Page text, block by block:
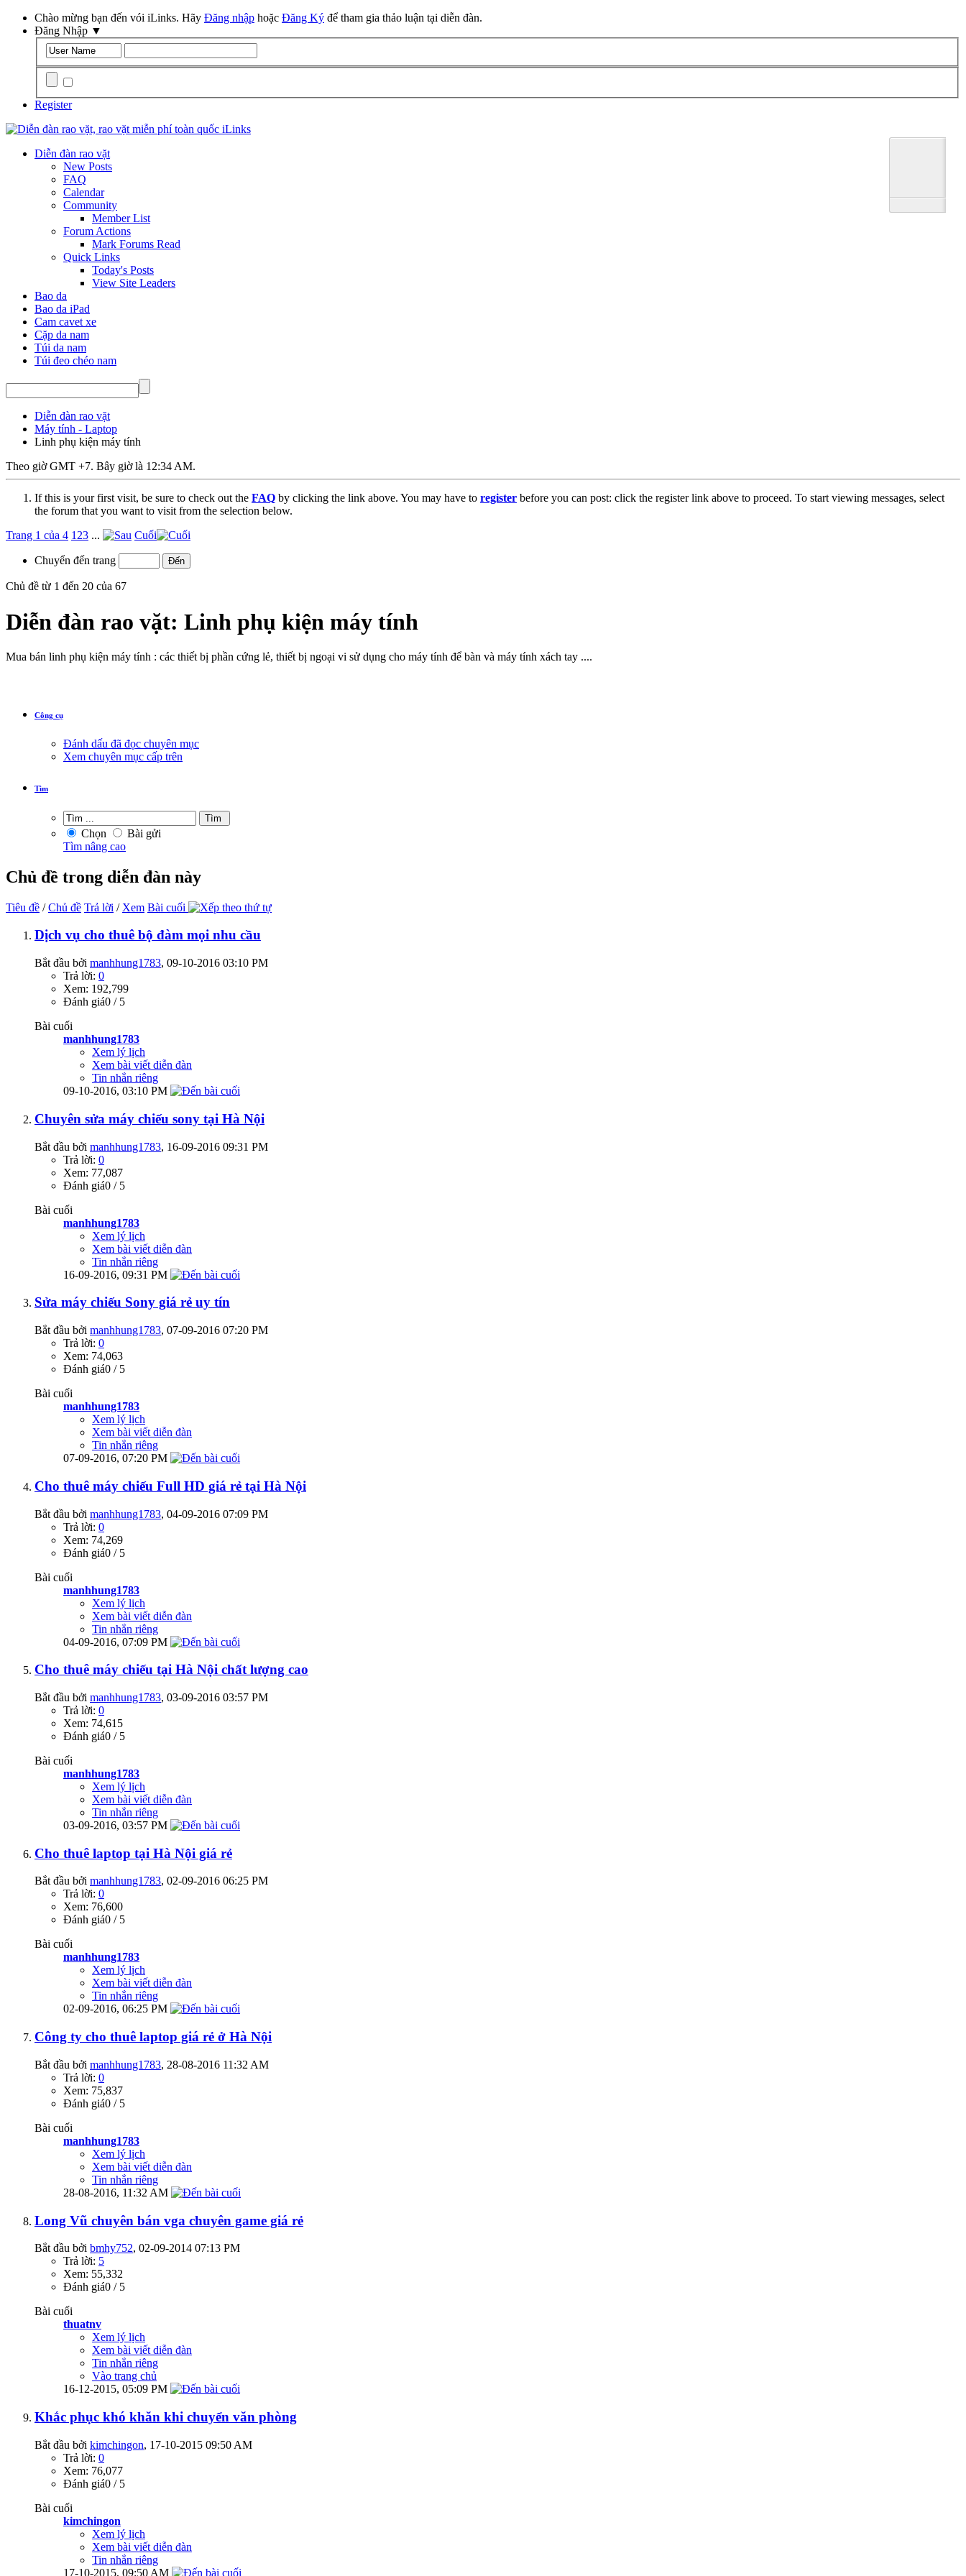
Chào mừng bạn đến vói iLinks. Hãy Đăng nhập hoặc Đăng Ký để tham gia thảo luận tại diễn đàn.
Đăng Nhập ▼
Register
Diễn đàn rao vặt
New Posts
FAQ
Calendar
Community
Member List
Forum Actions
Mark Forums Read
Quick Links
Today's Posts
View Site Leaders
Bao da
Bao da iPad
Cam cavet xe
Cặp da nam
Túi da nam
Túi đeo chéo nam
Diễn đàn rao vặt
Máy tính - Laptop
Linh phụ kiện máy tính
Theo giờ GMT +7. Bây giờ là 12:34 AM.
If this is your first visit, be sure to check out the FAQ by clicking the link above. You may have to register before you can post: click the register link above to proceed. To start viewing messages, select
the forum that you want to visit from the selection below.
Trang 1 của 4 1 23 ... Cuối
Chuyển đến trang
Chủ đề từ 1 đến 20 của 67
Diễn đàn rao vặt: Linh phụ kiện máy tính
Mua bán linh phụ kiện máy tính : các thiết bị phần cứng lẻ, thiết bị ngoại vi sử dụng cho máy tính để bàn và máy tính xách tay ....
Công cụ
Đánh dấu đã đọc chuyên mục
Xem chuyên mục cấp trên
Tìm
Chọn
Bài gửi
Tìm nâng cao
Chủ đề trong diễn đàn này
Tiêu đề /Chủ đề Trả lời / Xem Bài cuối
Dịch vụ cho thuê bộ đàm mọi nhu cầu
Bắt đầu bởi manhhung1783‎, 09-10-2016 03:10 PM
Trả lời: 0
Xem: 192,799
Đánh giá0 / 5
Bài cuối
manhhung1783
Xem lý lịch
Xem bài viết diễn đàn
Tin nhắn riêng
09-10-2016, 03:10 PM
Chuyên sửa máy chiếu sony tại Hà Nội
Bắt đầu bởi manhhung1783‎, 16-09-2016 09:31 PM
Trả lời: 0
Xem: 77,087
Đánh giá0 / 5
Bài cuối
manhhung1783
Xem lý lịch
Xem bài viết diễn đàn
Tin nhắn riêng
16-09-2016, 09:31 PM
Sửa máy chiếu Sony giá rẻ uy tín
Bắt đầu bởi manhhung1783‎, 07-09-2016 07:20 PM
Trả lời: 0
Xem: 74,063
Đánh giá0 / 5
Bài cuối
manhhung1783
Xem lý lịch
Xem bài viết diễn đàn
Tin nhắn riêng
07-09-2016, 07:20 PM
Cho thuê máy chiếu Full HD giá rẻ tại Hà Nội
Bắt đầu bởi manhhung1783‎, 04-09-2016 07:09 PM
Trả lời: 0
Xem: 74,269
Đánh giá0 / 5
Bài cuối
manhhung1783
Xem lý lịch
Xem bài viết diễn đàn
Tin nhắn riêng
04-09-2016, 07:09 PM
Cho thuê máy chiếu tại Hà Nội chất lượng cao
Bắt đầu bởi manhhung1783‎, 03-09-2016 03:57 PM
Trả lời: 0
Xem: 74,615
Đánh giá0 / 5
Bài cuối
manhhung1783
Xem lý lịch
Xem bài viết diễn đàn
Tin nhắn riêng
03-09-2016, 03:57 PM
Cho thuê laptop tại Hà Nội giá rẻ
Bắt đầu bởi manhhung1783‎, 02-09-2016 06:25 PM
Trả lời: 0
Xem: 76,600
Đánh giá0 / 5
Bài cuối
manhhung1783
Xem lý lịch
Xem bài viết diễn đàn
Tin nhắn riêng
02-09-2016, 06:25 PM
Công ty cho thuê laptop giá rẻ ở Hà Nội
Bắt đầu bởi manhhung1783‎, 28-08-2016 11:32 AM
Trả lời: 0
Xem: 75,837
Đánh giá0 / 5
Bài cuối
manhhung1783
Xem lý lịch
Xem bài viết diễn đàn
Tin nhắn riêng
28-08-2016, 11:32 AM
Long Vũ chuyên bán vga chuyên game giá rẻ
Bắt đầu bởi bmhy752‎, 02-09-2014 07:13 PM
Trả lời: 5
Xem: 55,332
Đánh giá0 / 5
Bài cuối
thuatnv
Xem lý lịch
Xem bài viết diễn đàn
Tin nhắn riêng
Vào trang chủ
16-12-2015, 05:09 PM
Khắc phục khó khăn khi chuyển văn phòng
Bắt đầu bởi kimchingon‎, 17-10-2015 09:50 AM
Trả lời: 0
Xem: 76,077
Đánh giá0 / 5
Bài cuối
kimchingon
Xem lý lịch
Xem bài viết diễn đàn
Tin nhắn riêng
17-10-2015, 09:50 AM